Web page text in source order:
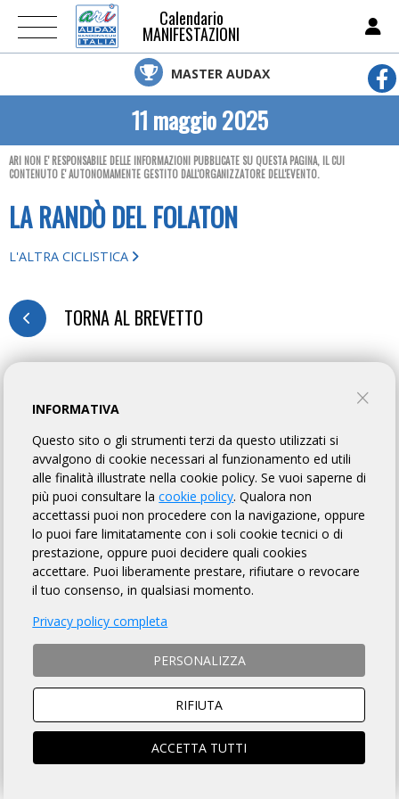
Calendario
MANIFESTAZIONI
MASTER AUDAX
11 maggio 2025
ARI NON E' RESPONSABILE DELLE INFORMAZIONI PUBBLICATE SU QUESTA PAGINA, IL CUI
CONTENUTO E' AUTONOMAMENTE GESTITO DALL'ORGANIZZATORE DELL'EVENTO.
LA RANDÒ DEL FOLATON
L'ALTRA CICLISTICA
TORNA AL BREVETTO
MODALITÀ DI ISCRIZIONE
MODALITÀ DI PAGAMENTO
Si ACCETTANO anche ciclistinon tesseraticon
richiesta di contributo assicurativo giornaliero di € 15.00
SOCIO ARI
ACCEDI e si aprirà la scheda
NON SOCIO ARI
Prosegui per iscriverti al
INFORMATIVA
Questo sito o gli strumenti terzi da questo utilizzati si
avvalgono di cookie necessari al funzionamento ed utili
alle finalità illustrate nella cookie policy. Se vuoi saperne di
più puoi consultare lacookie policy. Qualora non
accettassi puoi non procedere con la navigazione, oppure
lo puoi fare limitatamente con i soli cookie tecnici o di
prestazione, oppure puoi decidere quali cookies
accettare. Puoi liberamente prestare, rifiutare o revocare
il tuo consenso, in qualsiasi momento.
Privacy policy completa
PERSONALIZZA
RIFIUTA
ACCETTA TUTTI